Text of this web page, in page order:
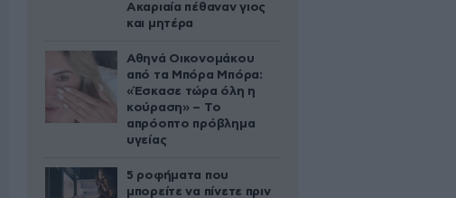
Ακαριαία πέθαναν γιος
και μητέρα
Αθηνά Οικονομάκου
από τα Μπόρα Μπόρα:
«Έσκασε τώρα όλη η
κούραση» – Το
απρόοπτο πρόβλημα
υγείας
5 ροφήματα που
μπορείτε να πίνετε πριν